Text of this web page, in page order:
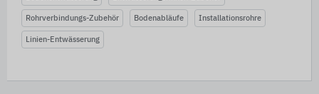
Rohrverbindungs-Zubehör Bodenabläufe Installationsrohre
Linien-Entwässerung